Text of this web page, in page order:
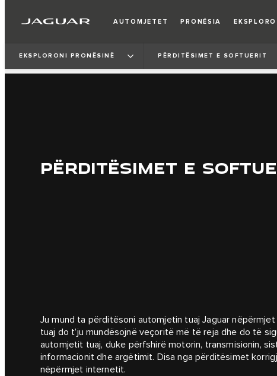
AUTOMJETET PRONËSIA EKSPLORO
EKSPLORONI PRONËSINË PËRDITËSIMET E SOFTUERIT
PËRDITËSIMET E
Ju mund ta përditësoni automjetin tuaj Jaguar
tuaj do t’ju mundësojnë veçoritë më të reja dhe do të
automjetit tuaj, duke përfshirë motorin, transmisionin,
informacionit dhe argëtimit. Disa nga përditësimet
nëpërmjet internetit.